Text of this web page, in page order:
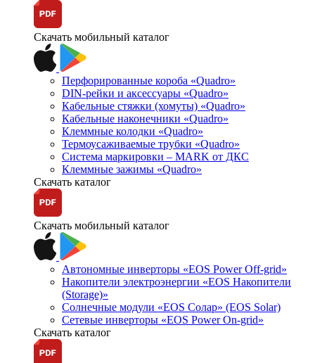
Скачать мобильный каталог
Перфорированные короба «Quadro»
DIN-рейки и аксессуары «Quadro»
Кабельные стяжки (хомуты) «Quadro»
Кабельные наконечники «Quadro»
Клеммные колодки «Quadro»
Термоусаживаемые трубки «Quadro»
Система маркировки – MARK от ДКС
Клеммные зажимы «Quadro»
Скачать каталог
Скачать мобильный каталог
Автономные инверторы «EOS Power Off-grid»
Накопители электроэнергии «EOS Накопители
(Storage)»
Солнечные модули «EOS Солар» (EOS Solar)
Сетевые инверторы «EOS Power On-grid»
Скачать каталог